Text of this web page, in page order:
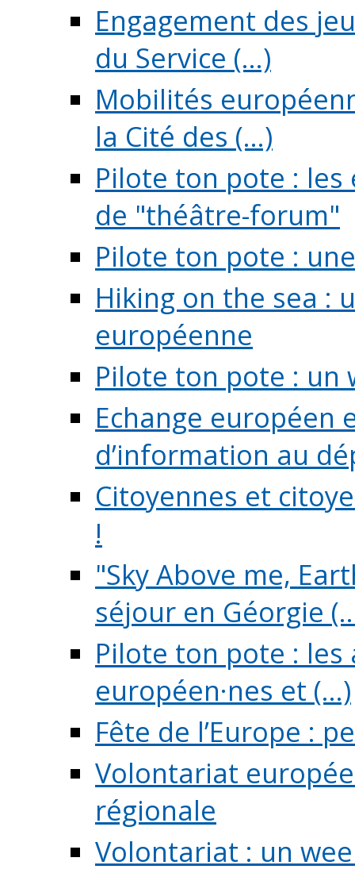
Engagement des
du Service (...)
Mobilités
la Cité des (...)
Pilote ton pote :
de "théâtre-forum"
Pilote ton pote :
Hiking on the sea :
européenne
Pilote ton pote : un
Echange européen
d’information au
Citoyennes et
!
"Sky Above me,
séjour en Géorgie
Pilote ton pote :
européen·nes et (...)
Fête de l’Europe :
Volontariat
régionale
Volontariat : un